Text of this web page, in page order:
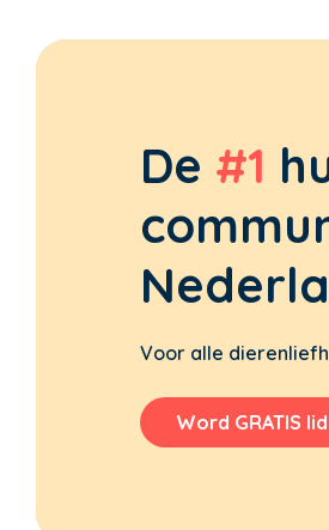
De #1
Voor alle
Word GRATIS lid